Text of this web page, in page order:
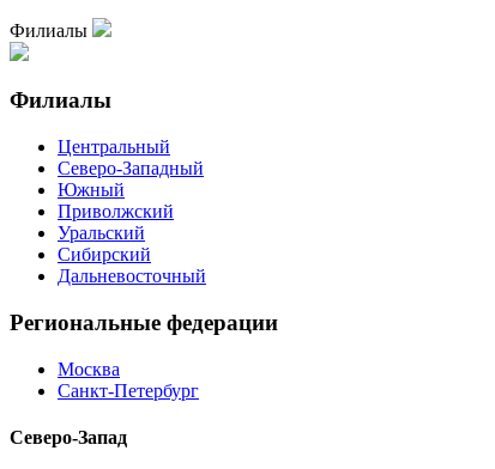
Филиалы
Филиалы
Центральный
Северо-Западный
Южный
Приволжский
Уральский
Сибирский
Дальневосточный
Региональные федерации
Москва
Санкт-Петербург
Северо-Запад